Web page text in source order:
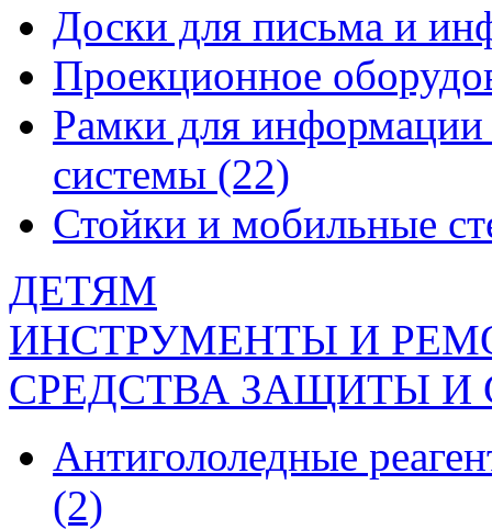
Доски для письма и
Проекционное
Рамки для
системы (22)
Стойки и мобильные
ДЕТЯМ
ИНСТРУМЕНТЫ И
СРЕДСТВА ЗАЩИТЫ
Антигололедные
(2)